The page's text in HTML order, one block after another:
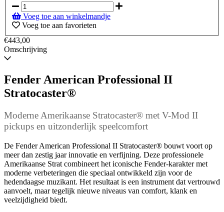
voorraad
-
Wordt
verzonden
wanneer
beschikbaar
Voeg toe aan winkelmandje
Voeg toe aan favorieten
€443,00
Omschrijving
Fender American Professional II
Stratocaster®
Moderne Amerikaanse Stratocaster® met V-Mod II
pickups en uitzonderlijk speelcomfort
De Fender American Professional II Stratocaster® bouwt voort op
meer dan zestig jaar innovatie en verfijning. Deze professionele
Amerikaanse Strat combineert het iconische Fender-karakter met
moderne verbeteringen die speciaal ontwikkeld zijn voor de
hedendaagse muzikant. Het resultaat is een instrument dat vertrouwd
aanvoelt, maar tegelijk nieuwe niveaus van comfort, klank en
veelzijdigheid biedt.